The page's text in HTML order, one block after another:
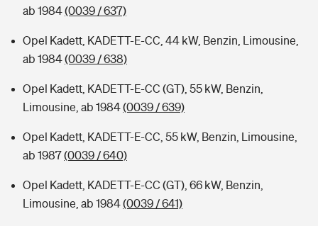
ab 1984(0039 / 637)
Opel Kadett, KADETT-E-CC, 44 kW, Benzin, Limousine,
ab 1984(0039 / 638)
Opel Kadett, KADETT-E-CC (GT), 55 kW, Benzin,
Limousine, ab 1984(0039 / 639)
Opel Kadett, KADETT-E-CC, 55 kW, Benzin, Limousine,
ab 1987(0039 / 640)
Opel Kadett, KADETT-E-CC (GT), 66 kW, Benzin,
Limousine, ab 1984(0039 / 641)